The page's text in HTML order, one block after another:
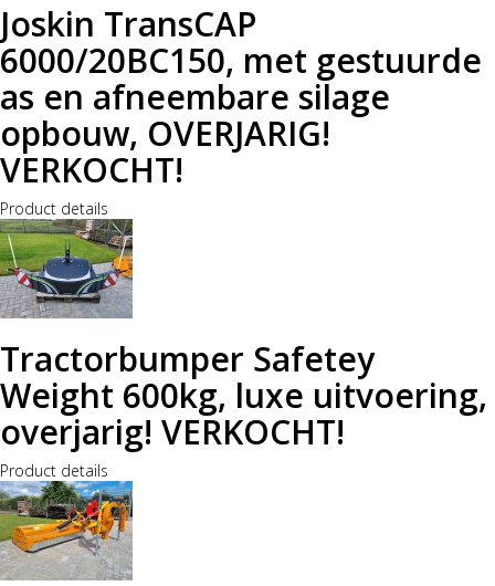
Joskin TransCAP
6000/20BC150, met gestuurde
as en afneembare silage
opbouw, OVERJARIG!
VERKOCHT!
Product details
Tractorbumper Safetey
Weight 600kg, luxe uitvoering,
overjarig! VERKOCHT!
Product details